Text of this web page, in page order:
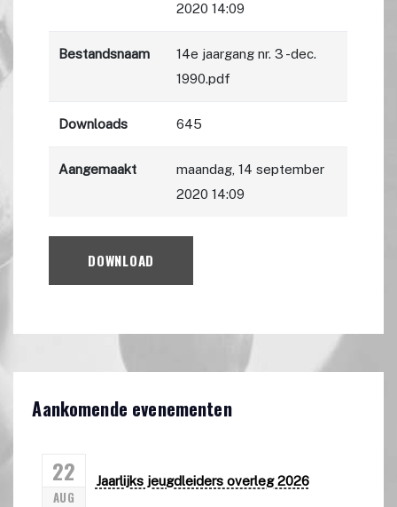
2020 14:09
Bestandsnaam
14e jaargang nr. 3 -dec.
1990.pdf
Downloads 645
Aangemaakt
maandag, 14 september
2020 14:09
DOWNLOAD
Aankomende evenementen
22
AUG
Jaarlijks jeugdleiders overleg 2026